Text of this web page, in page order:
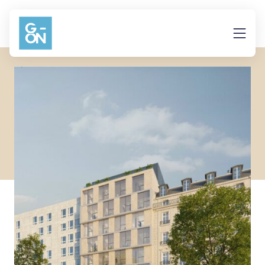
Aller au contenu